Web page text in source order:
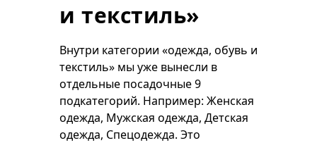
и текстиль»
Внутри категории «одежда, обувь и
текстиль» мы уже вынесли в
отдельные посадочные 9
подкатегорий. Например: Женская
одежда, Мужская одежда, Детская
одежда, Спецодежда. Это